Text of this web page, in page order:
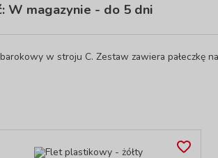
W magazynie - do 5 dni
w stroju C. Zestaw zawiera pałeczkę